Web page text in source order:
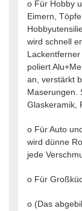
o Für Hobby
Eimern,
wird schnell
poliert
an, verstärkt
Maserungen.
Glaskeramik,
o Für Auto
wird dünne
jede
o Für
o (Das